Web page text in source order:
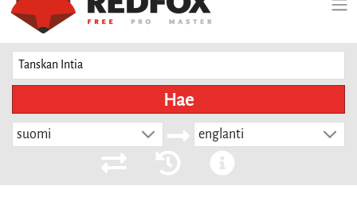
Hae
suomi englanti